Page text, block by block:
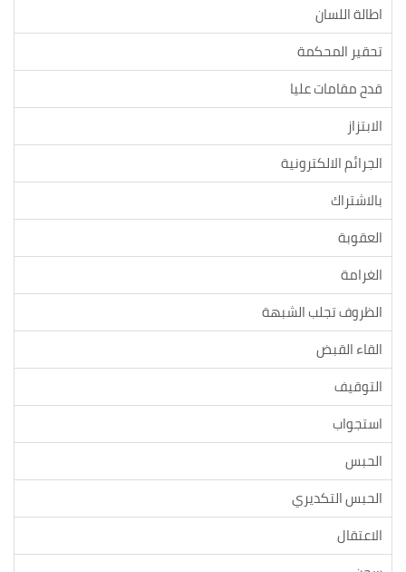
اطالة اللسان
تحقير المحكمة
قدح مقامات عليا
الابتزاز
الجرائم الالكترونية
بالاشتراك
العقوبة
الغرامة
الظروف تجلب الشبهة
القاء القبض
التوقيف
استجواب
الحبس
الحبس التكديري
الاعتقال